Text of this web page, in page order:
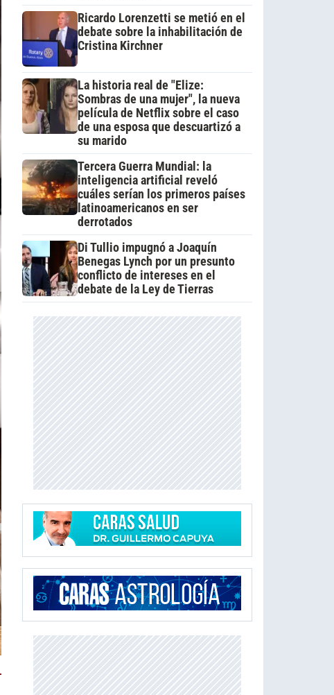
Ricardo Lorenzetti se metió en el
debate sobre la inhabilitación de
Cristina Kirchner
La historia real de "Elize:
Sombras de una mujer", la nueva
película de Netflix sobre el caso
de una esposa que descuartizó a
su marido
Tercera Guerra Mundial: la
inteligencia artificial reveló
cuáles serían los primeros países
latinoamericanos en ser
derrotados
Di Tullio impugnó a Joaquín
Benegas Lynch por un presunto
conflicto de intereses en el
debate de la Ley de Tierras